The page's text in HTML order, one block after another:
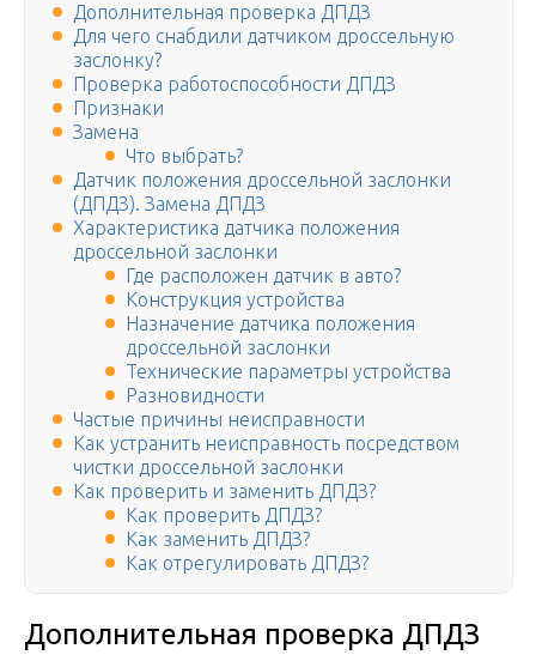
Дополнительная проверка ДПДЗ
Для чего снабдили датчиком дроссельную
заслонку?
Проверка работоспособности ДПДЗ
Признаки
Замена
Что выбрать?
Датчик положения дроссельной заслонки
(ДПДЗ). Замена ДПДЗ
Характеристика датчика положения
дроссельной заслонки
Где расположен датчик в авто?
Конструкция устройства
Назначение датчика положения
дроссельной заслонки
Технические параметры устройства
Разновидности
Частые причины неисправности
Как устранить неисправность посредством
чистки дроссельной заслонки
Как проверить и заменить ДПДЗ?
Как проверить ДПДЗ?
Как заменить ДПДЗ?
Как отрегулировать ДПДЗ?
Дополнительная проверка ДПДЗ